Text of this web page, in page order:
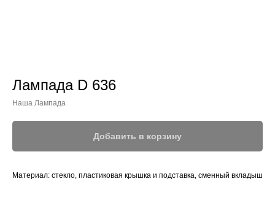
Лампадa D 636
Наша Лампада
Добавить в корзину
Материал: стекло, пластиковая крышка и подставка, сменный вкладыш